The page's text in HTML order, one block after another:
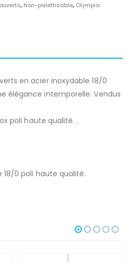
, Non-palettisable, Olympia
en acier inoxydable 18/0
élégance intemporelle. Vendus
poli haute qualité. .
18/0 poli haute qualité.